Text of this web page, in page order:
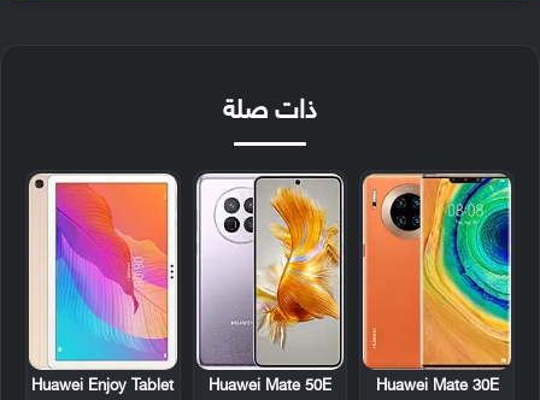
ذات صلة
Huawei Mate 30E
Huawei Mate 50E
Huawei Enjoy Tablet